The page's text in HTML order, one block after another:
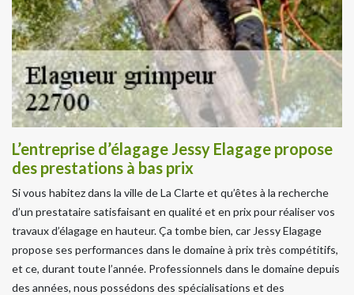
L’entreprise d’élagage Jessy Elagage propose
des prestations à bas prix
Si vous habitez dans la ville de La Clarte et qu’êtes à la recherche
d’un prestataire satisfaisant en qualité et en prix pour réaliser vos
travaux d’élagage en hauteur. Ça tombe bien, car Jessy Elagage
propose ses performances dans le domaine à prix très compétitifs,
et ce, durant toute l’année. Professionnels dans le domaine depuis
des années, nous possédons des spécialisations et des